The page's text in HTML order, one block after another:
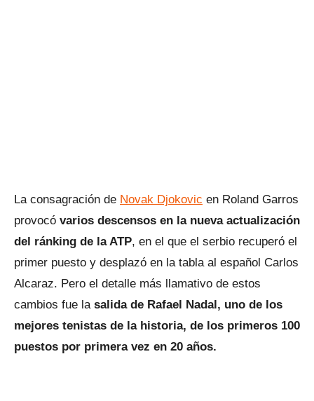
La consagración de Novak Djokovic en Roland Garros
provocó varios descensos en la nueva actualización
del ránking de la ATP, en el que el serbio recuperó el
primer puesto y desplazó en la tabla al español Carlos
Alcaraz. Pero el detalle más llamativo de estos
cambios fue la salida de Rafael Nadal, uno de los
mejores tenistas de la historia, de los primeros 100
puestos por primera vez en 20 años.